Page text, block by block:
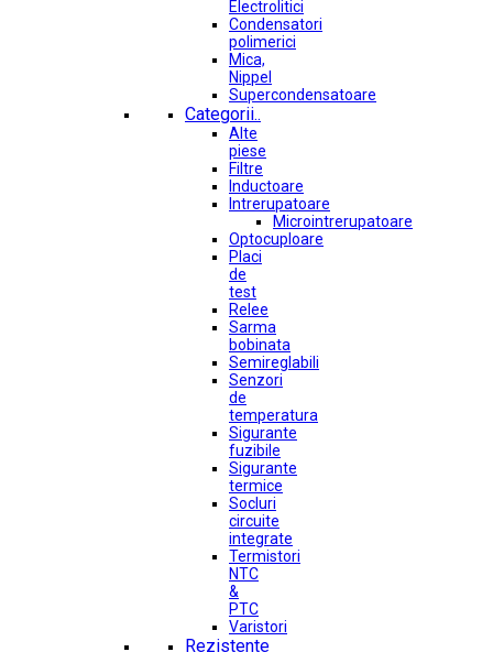
Electrolitici
Condensatori
polimerici
Mica,
Nippel
Supercondensatoare
Categorii..
Alte
piese
Filtre
Inductoare
Intrerupatoare
Microintrerupatoare
Optocuploare
Placi
de
test
Relee
Sarma
bobinata
Semireglabili
Senzori
de
temperatura
Sigurante
fuzibile
Sigurante
termice
Socluri
circuite
integrate
Termistori
NTC
&
PTC
Varistori
Rezistente